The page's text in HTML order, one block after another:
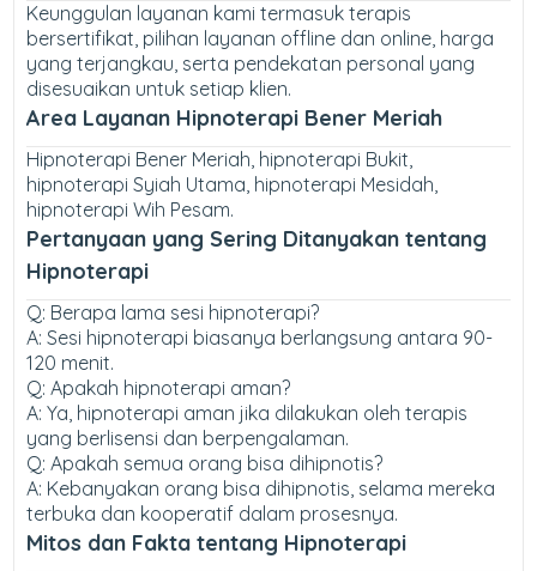
Keunggulan layanan kami termasuk terapis
bersertifikat, pilihan layanan offline dan online, harga
yang terjangkau, serta pendekatan personal yang
disesuaikan untuk setiap klien.
Area Layanan Hipnoterapi Bener Meriah
Hipnoterapi Bener Meriah, hipnoterapi Bukit,
hipnoterapi Syiah Utama, hipnoterapi Mesidah,
hipnoterapi Wih Pesam.
Pertanyaan yang Sering Ditanyakan tentang
Hipnoterapi
Q: Berapa lama sesi hipnoterapi?
A: Sesi hipnoterapi biasanya berlangsung antara 90-
120 menit.
Q: Apakah hipnoterapi aman?
A: Ya, hipnoterapi aman jika dilakukan oleh terapis
yang berlisensi dan berpengalaman.
Q: Apakah semua orang bisa dihipnotis?
A: Kebanyakan orang bisa dihipnotis, selama mereka
terbuka dan kooperatif dalam prosesnya.
Mitos dan Fakta tentang Hipnoterapi